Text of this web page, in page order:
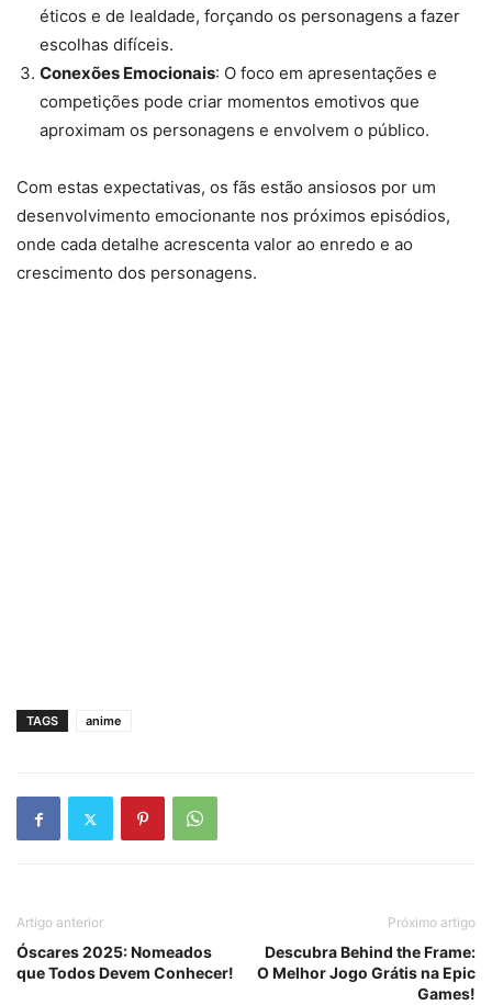
éticos e de lealdade, forçando os personagens a fazer
escolhas difíceis.
Conexões Emocionais: O foco em apresentações e
competições pode criar momentos emotivos que
aproximam os personagens e envolvem o público.
Com estas expectativas, os fãs estão ansiosos por um
desenvolvimento emocionante nos próximos episódios,
onde cada detalhe acrescenta valor ao enredo e ao
crescimento dos personagens.
TAGS anime
Artigo anterior
Óscares 2025: Nomeados
que Todos Devem Conhecer!
Próximo artigo
Descubra Behind the Frame:
O Melhor Jogo Grátis na Epic
Games!